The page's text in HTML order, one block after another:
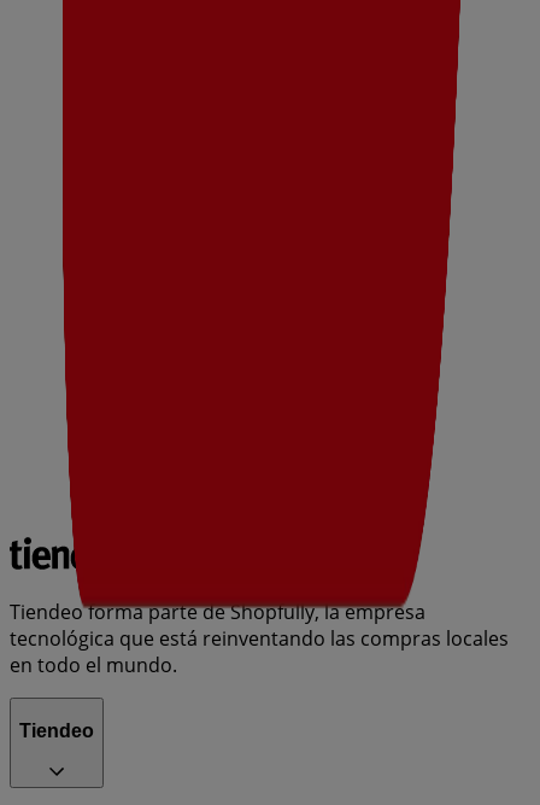
Tiendeo forma parte de Shopfully, la empresa
tecnológica que está reinventando las compras locales
en todo el mundo.
Tiendeo